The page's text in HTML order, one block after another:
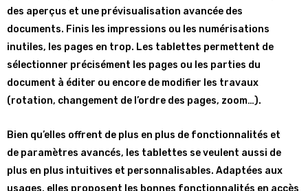
des aperçus et une prévisualisation avancée des
documents. Finis les impressions ou les numérisations
inutiles, les pages en trop. Les tablettes permettent de
sélectionner précisément les pages ou les parties du
document à éditer ou encore de modifier les travaux
(rotation, changement de l’ordre des pages, zoom…).
Bien qu’elles offrent de plus en plus de fonctionnalités et
de paramètres avancés, les tablettes se veulent aussi de
plus en plus intuitives et personnalisables. Adaptées aux
usages, elles proposent les bonnes fonctionnalités en accès